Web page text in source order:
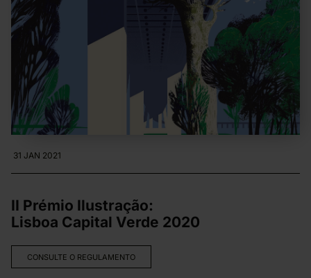
31 JAN 2021
II Prémio Ilustração:
Lisboa Capital Verde 2020
CONSULTE O REGULAMENTO